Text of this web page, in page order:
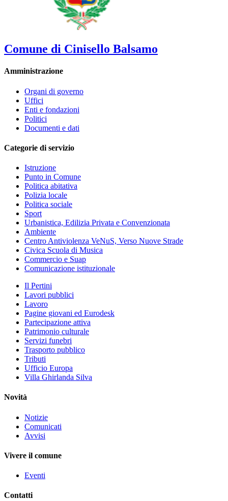
Comune di Cinisello Balsamo
Amministrazione
Organi di governo
Uffici
Enti e fondazioni
Politici
Documenti e dati
Categorie di servizio
Istruzione
Punto in Comune
Politica abitativa
Polizia locale
Politica sociale
Sport
Urbanistica, Edilizia Privata e Convenzionata
Ambiente
Centro Antiviolenza VeNuS, Verso Nuove Strade
Civica Scuola di Musica
Commercio e Suap
Comunicazione istituzionale
Il Pertini
Lavori pubblici
Lavoro
Pagine giovani ed Eurodesk
Partecipazione attiva
Patrimonio culturale
Servizi funebri
Trasporto pubblico
Tributi
Ufficio Europa
Villa Ghirlanda Silva
Novità
Notizie
Comunicati
Avvisi
Vivere il comune
Eventi
Contatti